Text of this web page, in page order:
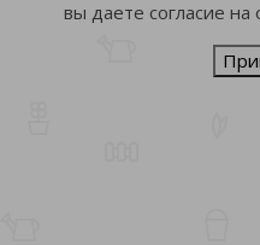
вы даете согласие на